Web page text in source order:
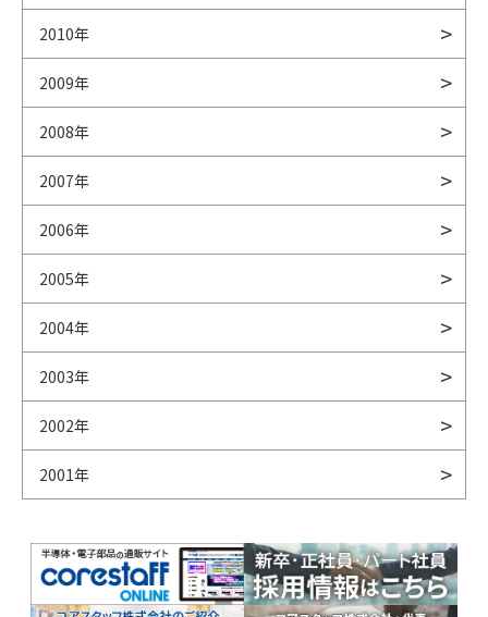
2010年
2009年
2008年
2007年
2006年
2005年
2004年
2003年
2002年
2001年